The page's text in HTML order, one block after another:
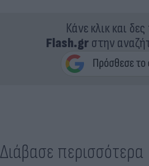
Κάνε κλικ και
Flash.grστην
Διάβασε περισσότερα